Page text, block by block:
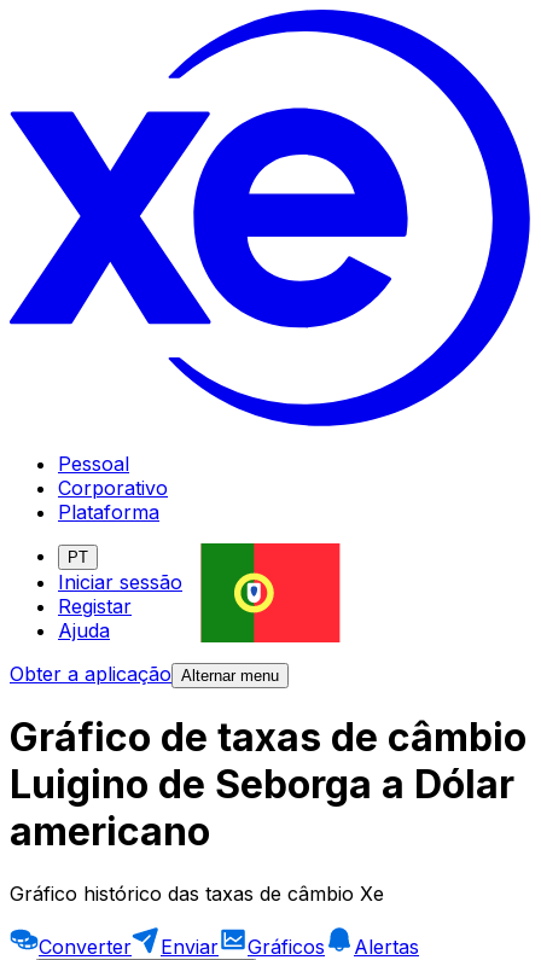
Pessoal
Corporativo
Plataforma
PT
Iniciar sessão
Registar
Ajuda
Obter a aplicação Alternar menu
Gráfico de taxas de câmbio
Luigino de Seborga a Dólar
americano
Gráfico histórico das taxas de câmbio Xe
Converter Enviar Gráficos
Alertas